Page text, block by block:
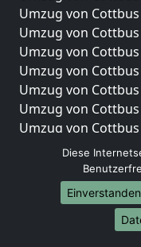
Umzug von
Umzug von
Umzug von
Umzug von
Umzug von
Umzug von
Umzug von
Umzug von
Umzug von
Umzug von
Umzug von
Umzug von
Diese
Einverstanden